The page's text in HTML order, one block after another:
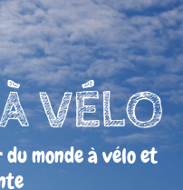
VÉLO
monde à vélo et